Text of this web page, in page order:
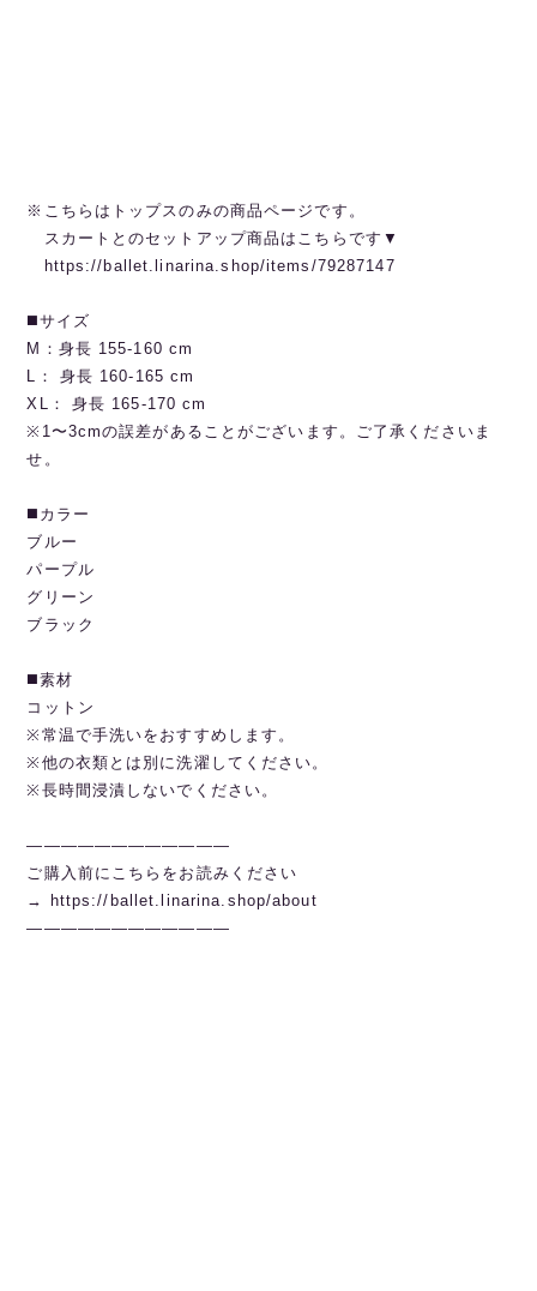
※こちらはトップスのみの商品ページです。
スカートとのセットアップ商品はこちらです▼
https://ballet.linarina.shop/items/79287147
◼️サイズ
M：身長 155-160 cm
L： 身長 160-165 cm
XL： 身長 165-170 cm
※1〜3cmの誤差があることがございます。ご了承くださいま
せ。
◼️カラー
ブルー
パープル
グリーン
ブラック
◼️素材
コットン
※常温で手洗いをおすすめします。
※他の衣類とは別に洗濯してください。
※長時間浸漬しないでください。
————————————
ご購入前にこちらをお読みください
→
https://ballet.linarina.shop/about
————————————